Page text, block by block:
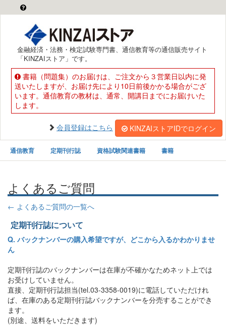
金融経済・法務・検定試験専門書、通信教育等の通信販売サイト
「KINZAIストア」です。
書籍（問題集）のお届けは、ご注文から３営業日以内に発
送いたしますが、お届け先により10日前後かかる場合がござ
います。通信教育の教材は、通常、開講日までにお届けいた
します。
会員登録はこちら KINZAIストアIDでログイン
通信教育 定期刊行誌 資格試験関連書籍 書籍
よくあるご質問
← よくあるご質問の一覧へ
定期刊行誌について
バックナンバーの購入希望ですが、どこから入るかわかりませ
ん
定期刊行誌のバックナンバーは在庫が不確かなためネット上では
お受けしていません。
直接、定期刊行誌担当(tel.03-3358-0019)に電話していただけれ
ば、在庫のある定期刊行誌バックナンバーを分売することができ
ます。
(別途、送料をいただきます)